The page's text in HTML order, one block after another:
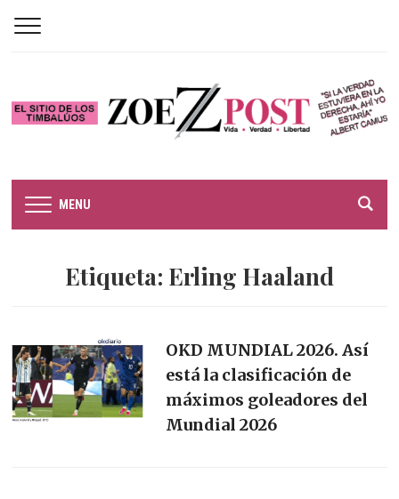
MENU
Etiqueta: Erling Haaland
OKD MUNDIAL 2026. Así
está la clasificación de
máximos goleadores del
Mundial 2026